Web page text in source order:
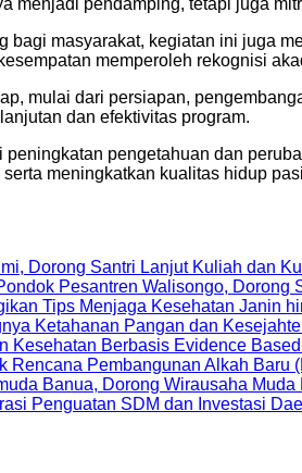
bagi masyarakat, kegiatan ini juga
memperoleh rekognisi
mulai dari persiapan,
dan efektivitas program.
pengetahuan dan
meningkatkan kualitas hidup
Dorong Santri Lanjut Kuliah dan
Pesantren Walisongo, Dorong
Tips Menjaga Kesehatan Janin
Ketahanan Pangan dan
Kesehatan Berbasis Evidence
Rencana Pembangunan Alkah Baru
Banua, Dorong Wirausaha
Penguatan SDM dan Investasi